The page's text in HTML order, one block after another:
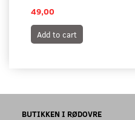
49,00
Add to cart
BUTIKKEN I RØDOVRE